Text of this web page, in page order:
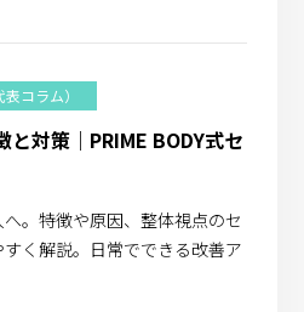
コラム）
対策｜PRIME BODY式セ
。特徴や原因、整体視点のセ
く解説。日常でできる改善ア